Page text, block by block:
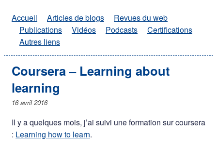
Accueil Articles de blogs
Revues du web
Publications
Vidéos Podcasts
Certifications
Autres liens
Coursera – Learning about
learning
16 avril 2016
Il y a quelques mois, j’ai suivi une formation sur coursera
: Learning how to learn.